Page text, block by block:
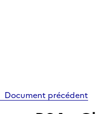
Document précédent